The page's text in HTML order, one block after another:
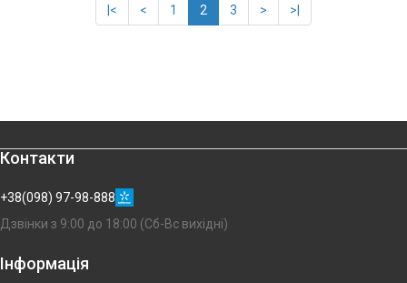
|< < 1 2 3 > >|
Контакти
+38(098) 97-98-888
Дзвінки з 9:00 до 18:00 (Сб-Вс вихідні)
Інформація